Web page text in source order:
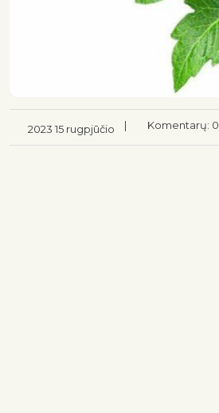
2023 15 rugpjūčio | Komentarų: 0